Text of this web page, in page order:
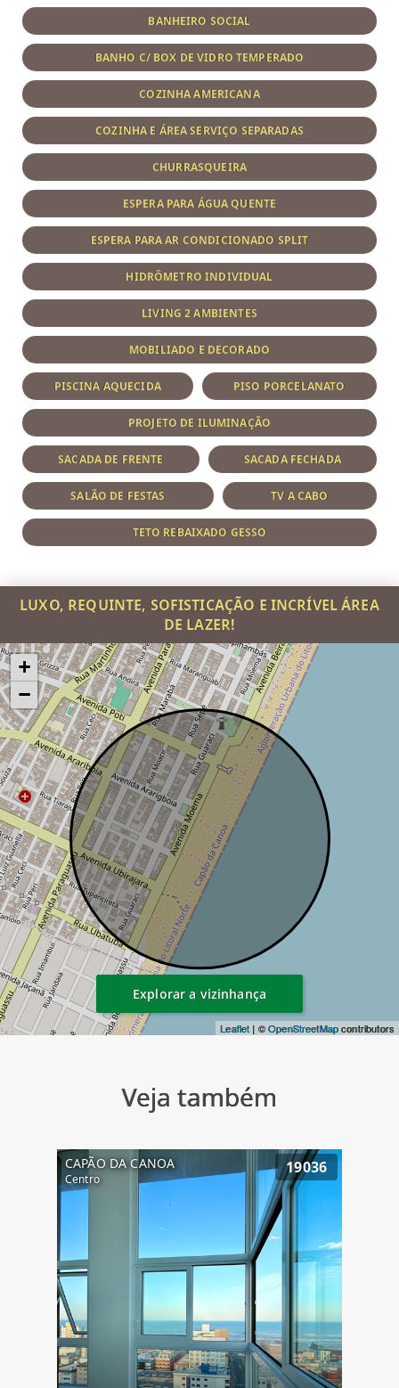
BANHEIRO SOCIAL
BANHO C/ BOX DE VIDRO TEMPERADO
COZINHA AMERICANA
COZINHA E ÁREA SERVIÇO SEPARADAS
CHURRASQUEIRA
ESPERA PARA ÁGUA QUENTE
ESPERA PARA AR CONDICIONADO SPLIT
HIDRÔMETRO INDIVIDUAL
LIVING 2 AMBIENTES
MOBILIADO E DECORADO
PISCINA AQUECIDA PISO PORCELANATO
PROJETO DE ILUMINAÇÃO
SACADA DE FRENTE SACADA FECHADA
SALÃO DE FESTAS TV A CABO
TETO REBAIXADO GESSO
LUXO, REQUINTE, SOFISTICAÇÃO E INCRÍVEL ÁREA
DE LAZER!
+
−
Leaflet | ©OpenStreetMapcontributors
Explorar a vizinhança
Veja também
CAPÃO DA CANOA
Centro
19036